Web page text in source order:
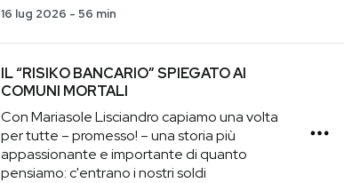
16 lug 2026 - 56 min
IL “RISIKO BANCARIO” SPIEGATO AI
COMUNI MORTALI
Con Mariasole Lisciandro capiamo una volta
per tutte – promesso! – una storia più
appassionante e importante di quanto
pensiamo: c'entrano i nostri soldi